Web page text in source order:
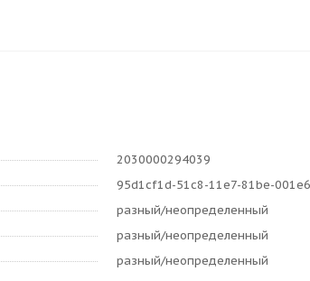
2030000294039
95d1cf1d-51c8-11e7-81be-
разный/неопределенный
разный/неопределенный
разный/неопределенный